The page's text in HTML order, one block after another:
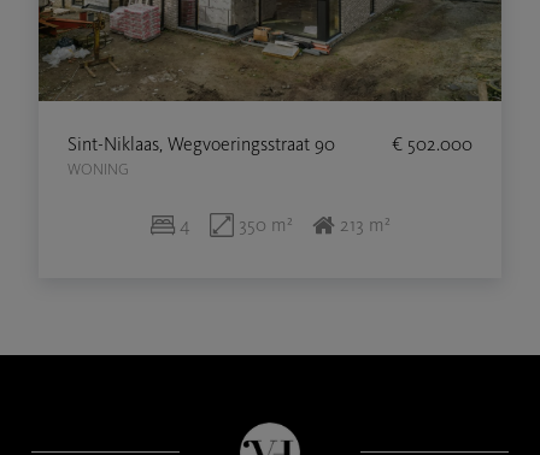
Sint-Niklaas, Wegvoeringsstraat 90
WONING
€ 502.000
4 350 m² 213 m²